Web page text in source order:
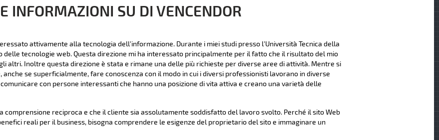
INFORMAZIONI SU DI VENCENDOR
attivamente alla tecnologia dell'informazione. Durante i miei studi presso l'Università Tecnica della
delle tecnologie web. Questa direzione mi ha interessato principalmente per il fatto che il risultato del mio
altri. Inoltre questa direzione è stata e rimane una delle più richieste per diverse aree di attività. Mentre si
se superficialmente, fare conoscenza con il modo in cui i diversi professionisti lavorano in diverse
con persone interessanti che hanno una posizione di vita attiva e creano una varietà delle
comprensione reciproca e che il cliente sia assolutamente soddisfatto del lavoro svolto. Perché il sito Web
reali per il business, bisogna comprendere le esigenze del proprietario del sito e immaginare un